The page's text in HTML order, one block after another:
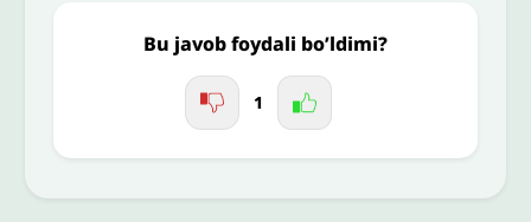
Bu javob foydali bo’ldimi?
1